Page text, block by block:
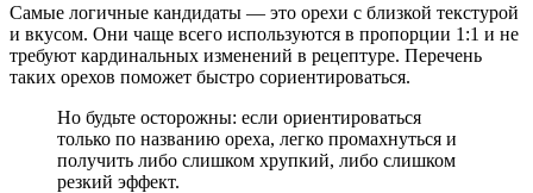
Самые логичные кандидаты — это орехи с близкой текстурой
и вкусом. Они чаще всего используются в пропорции 1:1 и не
требуют кардинальных изменений в рецептуре. Перечень
таких орехов поможет быстро сориентироваться.
Но будьте осторожны: если ориентироваться
только по названию ореха, легко промахнуться и
получить либо слишком хрупкий, либо слишком
резкий эффект.